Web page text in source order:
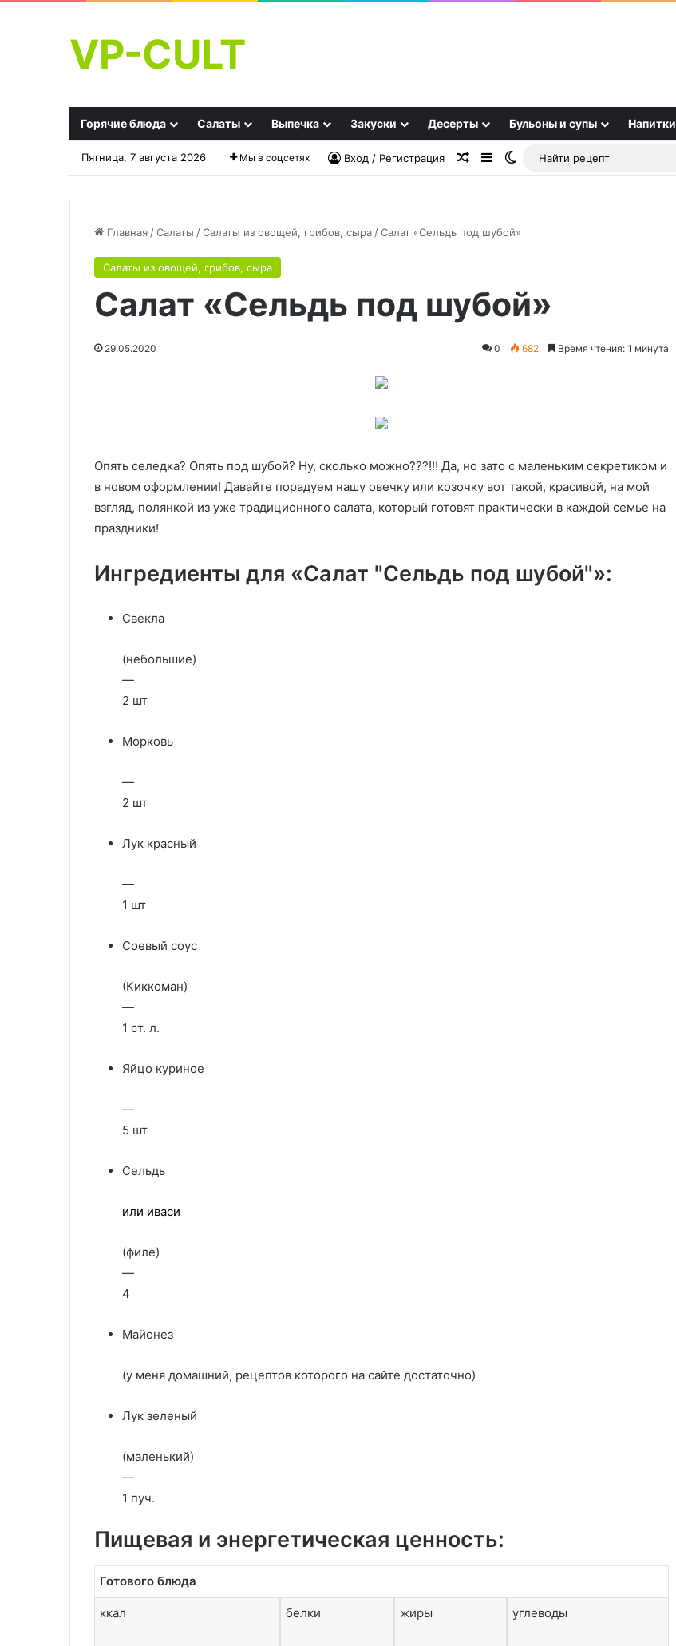
VP-CULT
Горячие блюда Салаты Выпечка Закуски Десерты Бульоны и супы Напитки
Пятница, 7 августа 2026 Мы в соцсетях Вход / Регистрация Случайная статья
SidebarSwitch skin
Главная /Салаты /Салаты из овощей, грибов, сыра /Салат «Сельдь под шубой»
Салаты из овощей, грибов, сыра
Салат «Сельдь под шубой»
29.05.2020 0 682 Время чтения: 1 минута
Опять селедка? Опять под шубой? Ну, сколько можно???!!! Да, но зато с маленьким секретиком и
в новом оформлении! Давайте порадуем нашу овечку или козочку вот такой, красивой, на мой
взгляд, полянкой из уже традиционного салата, который готовят практически в каждой семье на
праздники!
Ингредиенты для «Салат "Сельдь под шубой"»:
Свекла
(небольшие)
—
2 шт
Морковь
—
2 шт
Лук красный
—
1 шт
Соевый соус
(Киккоман)
—
1 ст. л.
Яйцо куриное
—
5 шт
Сельдь
или иваси
(филе)
—
4
Майонез
(у меня домашний, рецептов которого на сайте достаточно)
Лук зеленый
(маленький)
—
1 пуч.
Пищевая и энергетическая ценность:
Готового блюда
ккал белки жиры углеводы
Вода
с
овощами:
соль
—
бессильна
получился пресным и как его